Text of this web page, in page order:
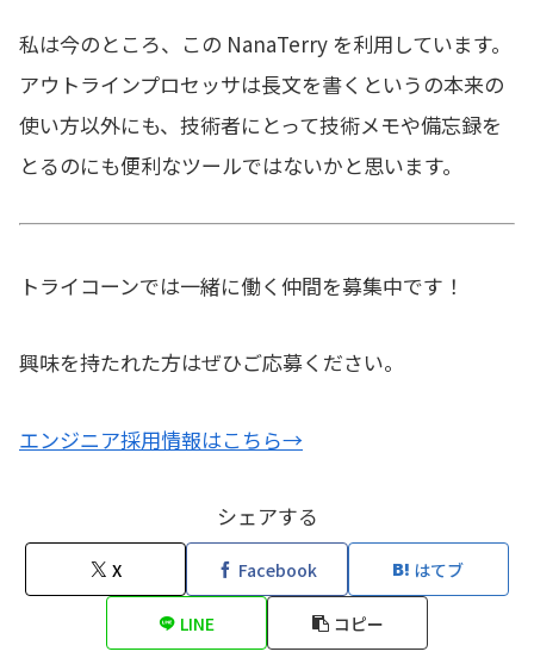
私は今のところ、この NanaTerry を利用しています。
アウトラインプロセッサは長文を書くというの本来の
使い方以外にも、技術者にとって技術メモや備忘録を
とるのにも便利なツールではないかと思います。
トライコーンでは一緒に働く仲間を募集中です！
興味を持たれた方はぜひご応募ください。
エンジニア採用情報はこちら→
シェアする
X Facebook はてブ
LINE コピー